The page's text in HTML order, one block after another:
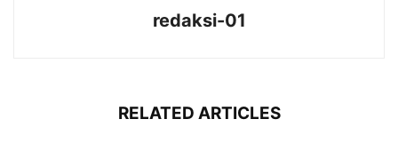
redaksi-01
RELATED ARTICLES